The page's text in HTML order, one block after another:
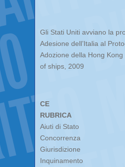
Gli Stati Uniti avviano la
Adesione dell’Italia al
Adozione della Hong
of ships, 2009
CE
RUBRICA
Aiuti di Stato
Concorrenza
Giurisdizione
Inquinamento